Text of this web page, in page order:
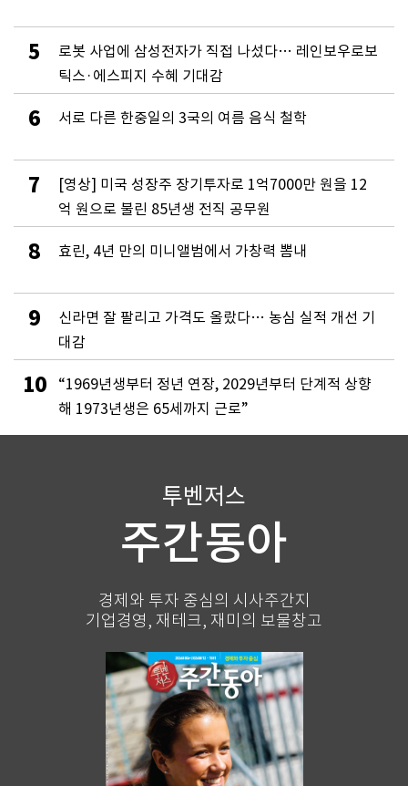
5
로봇 사업에 삼성전자가 직접 나섰다… 레인보우로보
틱스·에스피지 수혜 기대감
6 서로 다른 한중일의 3국의 여름 음식 철학
7
[영상] 미국 성장주 장기투자로 1억7000만 원을 12
억 원으로 불린 85년생 전직 공무원
8 효린, 4년 만의 미니앨범에서 가창력 뽐내
9
신라면 잘 팔리고 가격도 올랐다… 농심 실적 개선 기
대감
10
“1969년생부터 정년 연장, 2029년부터 단계적 상향
해 1973년생은 65세까지 근로”
투벤저스
주간동아
경제와 투자 중심의 시사주간지
기업경영, 재테크, 재미의 보물창고